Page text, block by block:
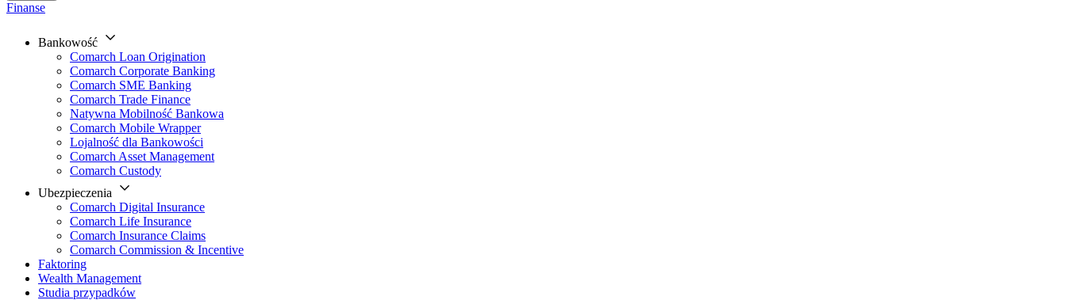
Finanse
Bankowość
Comarch Loan Origination
Comarch Corporate Banking
Comarch SME Banking
Comarch Trade Finance
Natywna Mobilność Bankowa
Comarch Mobile Wrapper
Lojalność dla Bankowości
Comarch Asset Management
Comarch Custody
Ubezpieczenia
Comarch Digital Insurance
Comarch Life Insurance
Comarch Insurance Claims
Comarch Commission & Incentive
Faktoring
Wealth Management
Studia przypadków